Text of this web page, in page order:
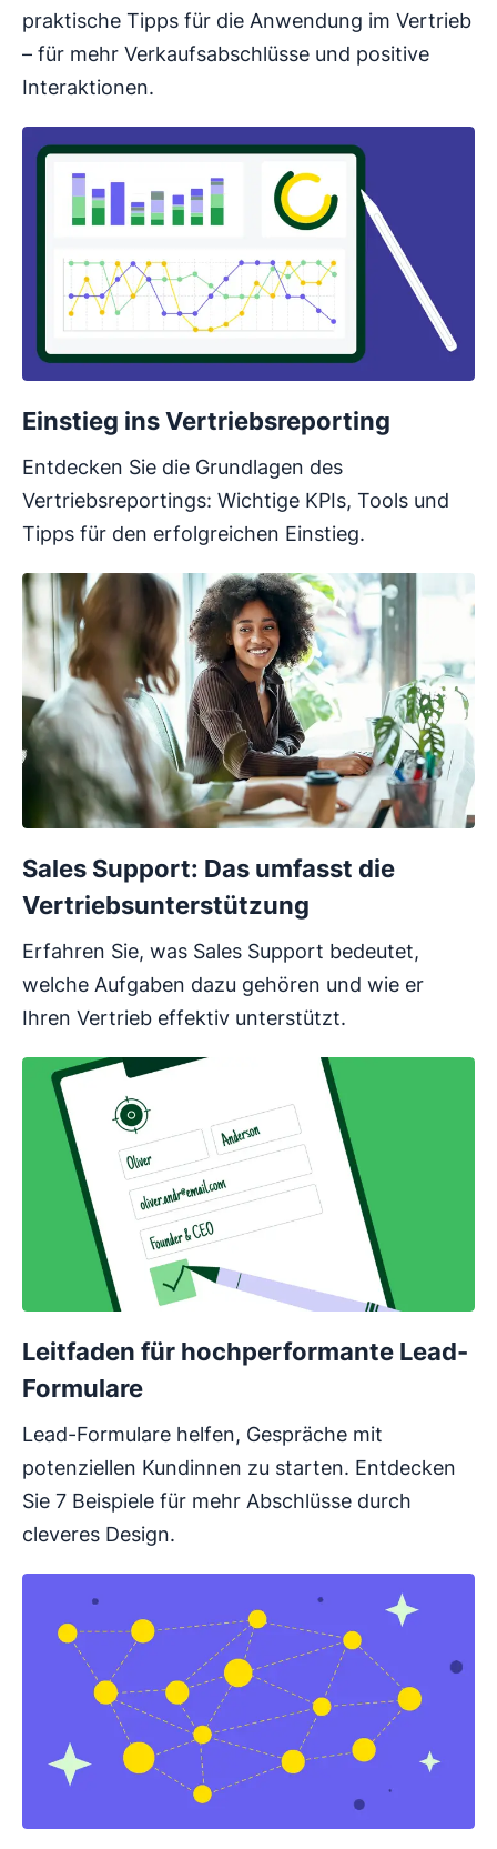
praktische Tipps für die Anwendung im Vertrieb
– für mehr Verkaufsabschlüsse und positive
Interaktionen.
Einstieg ins Vertriebsreporting
Entdecken Sie die Grundlagen des
Vertriebsreportings: Wichtige KPIs, Tools und
Tipps für den erfolgreichen Einstieg.
Sales Support: Das umfasst die
Vertriebsunterstützung
Erfahren Sie, was Sales Support bedeutet,
welche Aufgaben dazu gehören und wie er
Ihren Vertrieb effektiv unterstützt.
Leitfaden für hochperformante Lead-
Formulare
Lead-Formulare helfen, Gespräche mit
potenziellen Kundinnen zu starten. Entdecken
Sie 7 Beispiele für mehr Abschlüsse durch
cleveres Design.